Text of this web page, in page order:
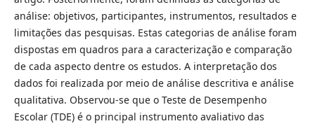
análise: objetivos, participantes, instrumentos, resultados e
limitações das pesquisas. Estas categorias de análise foram
dispostas em quadros para a caracterização e comparação
de cada aspecto dentre os estudos. A interpretação dos
dados foi realizada por meio de análise descritiva e análise
qualitativa. Observou-se que o Teste de Desempenho
Escolar (TDE) é o principal instrumento avaliativo das